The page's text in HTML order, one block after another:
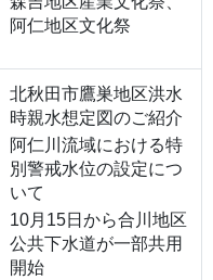
阿仁地区文化祭
北秋田市鷹巣地区洪水
時親水想定図のご紹介
阿仁川流域における特
別警戒水位の設定につ
いて
10月15日から合川地区
公共下水道が一部共用
開始